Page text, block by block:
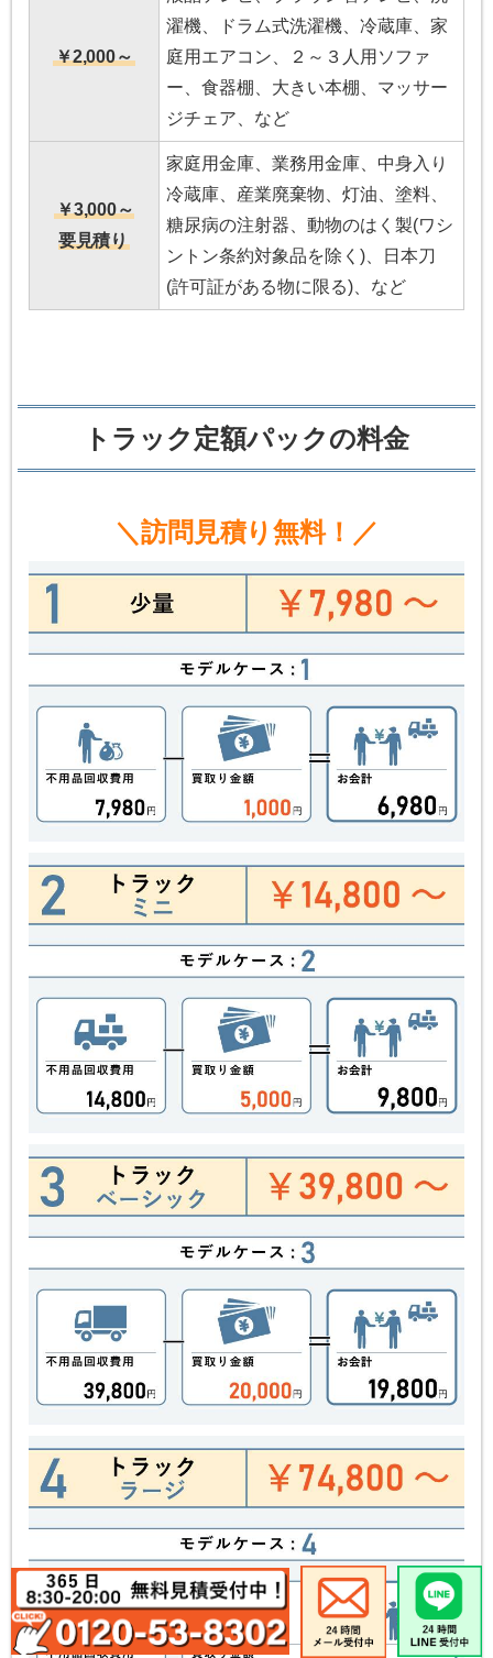
￥2,000～
濯機、ドラム式洗濯機、冷蔵庫、家
庭用エアコン、２～３人用ソファ
ー、食器棚、大きい本棚、マッサー
ジチェア、など
￥3,000～
要見積り
家庭用金庫、業務用金庫、中身入り
冷蔵庫、産業廃棄物、灯油、塗料、
糖尿病の注射器、動物のはく製(ワシ
ントン条約対象品を除く)、日本刀
(許可証がある物に限る)、など
トラック定額パックの料金
＼訪問見積り無料！／